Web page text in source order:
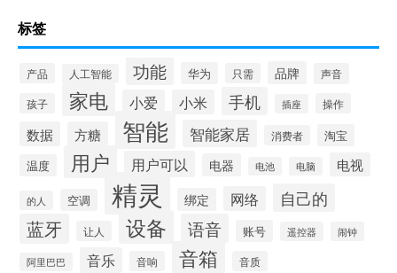
标签
产品 人工智能 功能 华为 只需 品牌 声音
孩子 家电 小爱 小米 手机 插座 操作
数据 方糖 智能 智能家居 消费者
淘宝
温度
用户 用户可以 电器 电池 电脑 电视
的人 空调 精灵 绑定 网络 自己的
蓝牙 让人 设备 语音 账号 遥控器 闹钟
阿里巴巴 音乐 音响 音箱 音质